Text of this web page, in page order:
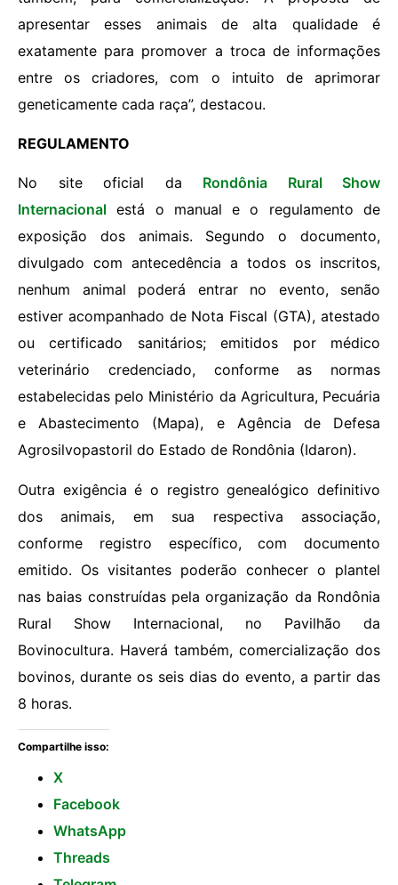
apresentar esses animais de alta qualidade é
exatamente para promover a troca de informações
entre os criadores, com o intuito de aprimorar
geneticamente cada raça”, destacou.
REGULAMENTO
No site oficial da Rondônia Rural Show
Internacional está o manual e o regulamento de
exposição dos animais. Segundo o documento,
divulgado com antecedência a todos os inscritos,
nenhum animal poderá entrar no evento, senão
estiver acompanhado de Nota Fiscal (GTA), atestado
ou certificado sanitários; emitidos por médico
veterinário credenciado, conforme as normas
estabelecidas pelo Ministério da Agricultura, Pecuária
e Abastecimento (Mapa), e Agência de Defesa
Agrosilvopastoril do Estado de Rondônia (Idaron).
Outra exigência é o registro genealógico definitivo
dos animais, em sua respectiva associação,
conforme registro específico, com documento
emitido. Os visitantes poderão conhecer o plantel
nas baias construídas pela organização da Rondônia
Rural Show Internacional, no Pavilhão da
Bovinocultura. Haverá também, comercialização dos
bovinos, durante os seis dias do evento, a partir das
8 horas.
Compartilhe isso:
X
Facebook
WhatsApp
Threads